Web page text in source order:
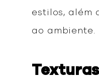
estilos, além
ao ambiente.
Texturas